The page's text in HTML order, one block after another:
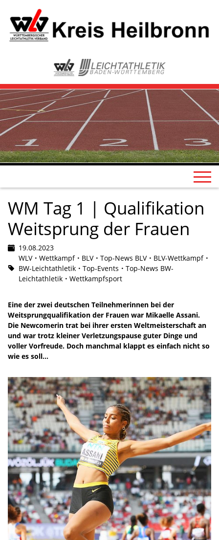
WM Tag 1 | Qualifikation
Weitsprung der Frauen
19.08.2023
WLV
Wettkampf BLV Top-News BLV
BLV-Wettkampf
BW-Leichtathletik
Top-Events
Top-News BW-
Leichtathletik
Wettkampfsport
Eine der zwei deutschen Teilnehmerinnen bei der
Weitsprungqualifikation der Frauen war Mikaelle Assani.
Die Newcomerin trat bei ihrer ersten Weltmeisterschaft an
und war trotz kleiner Verletzungspause guter Dinge und
voller Vorfreude. Doch manchmal klappt es einfach nicht so
wie es soll...